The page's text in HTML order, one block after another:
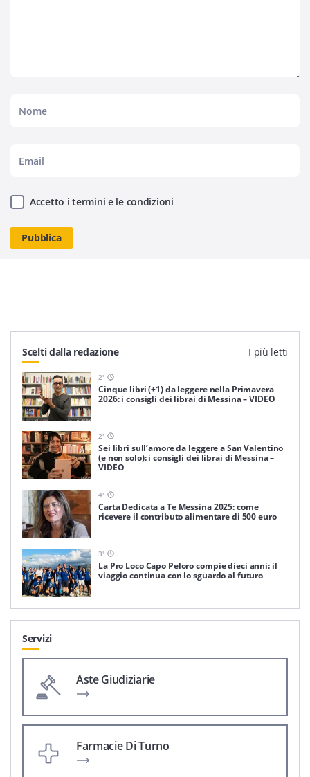
Accetto i termini e le condizioni
Scelti dalla redazione I più letti
2'
Cinque libri (+1) da leggere nella Primavera
2026: i consigli dei librai di Messina – VIDEO
2'
Sei libri sull’amore da leggere a San Valentino
(e non solo): i consigli dei librai di Messina –
VIDEO
4'
Carta Dedicata a Te Messina 2025: come
ricevere il contributo alimentare di 500 euro
3'
La Pro Loco Capo Peloro compie dieci anni: il
viaggio continua con lo sguardo al futuro
Servizi
Aste Giudiziarie
Farmacie Di Turno